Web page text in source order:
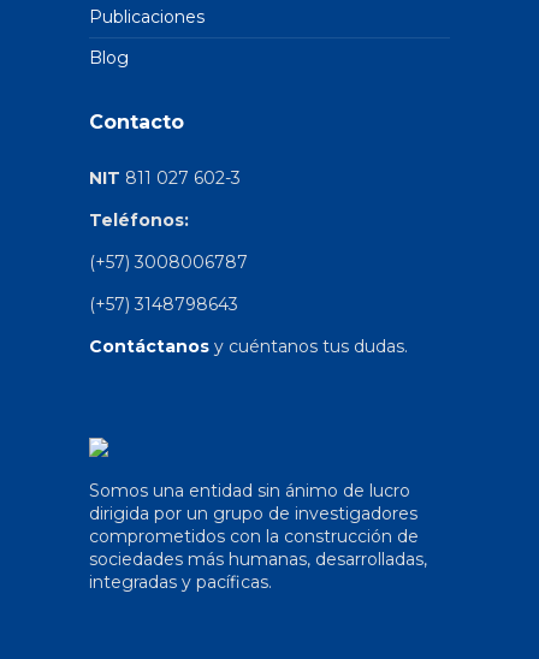
Publicaciones
Blog
Contacto
NIT 811 027 602-3
Teléfonos:
(+57) 3008006787
(+57) 3148798643
Contáctanos y cuéntanos tus dudas.
Somos una entidad sin ánimo de lucro
dirigida por un grupo de investigadores
comprometidos con la construcción de
sociedades más humanas, desarrolladas,
integradas y pacíficas.